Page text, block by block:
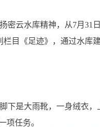
密云水库精神，从7月31
目《足迹》，通过水库
下是大雨靴，一身绒衣
项任务。